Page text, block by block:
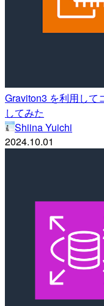
Graviton3 を利用して
してみた
Shiina Yuichi
2024.10.01